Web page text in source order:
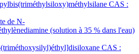
CAS :
de N-
(solution à 35 % dans l'eau)
CAS :